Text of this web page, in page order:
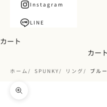
Instagram
LINE
カート
カー
ホーム SPUNKY リング ブル
ズームイン